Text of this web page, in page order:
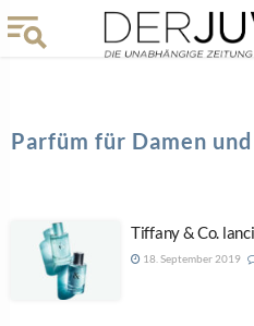
Parfüm für Damen
Tiffany & Co.
18. September 2019